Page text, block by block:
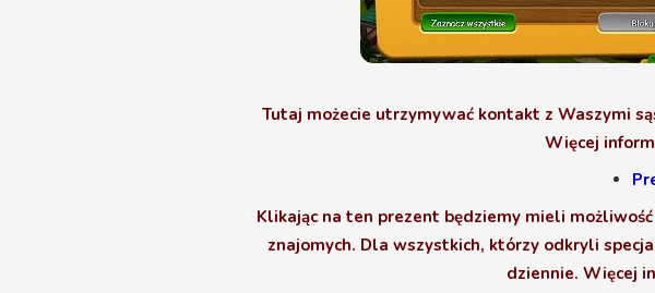
Tutaj możecie utrzymywać kontakt z Waszymi
Więcej
Klikając na ten prezent będziemy mieli
znajomych. Dla wszystkich, którzy odkryli
dziennie. Więcej